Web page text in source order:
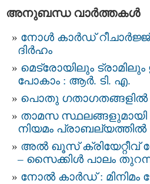
അനുബന്ധ വാര്‍ത്തകള്‍
നോള്‍ കാര്‍ഡ്
ദിർഹം
മെട്രോയിലും
പോകാം : ആര്‍. ടി. എ.
പൊതു ഗതാഗതങ്ങളില്‍
താമസ സ്ഥലങ്ങളുമായി
നിയമം
അൽ ഖൂസ്
– സൈക്കിൾ പാലം
നോൽ കാർഡ് : മിനിമം